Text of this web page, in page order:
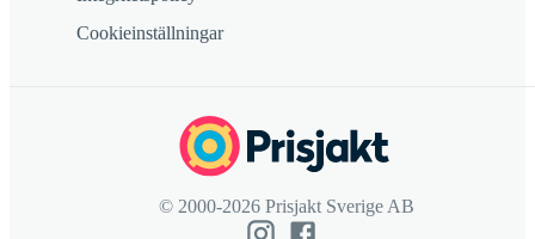
Cookieinställningar
© 2000-2026 Prisjakt Sverige AB